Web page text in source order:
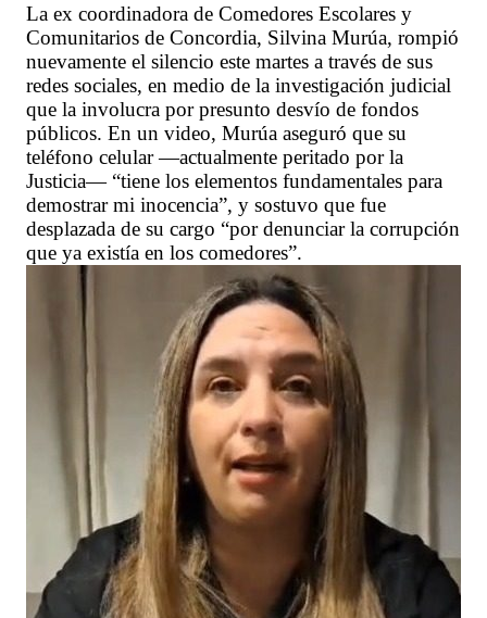
La ex coordinadora de Comedores Escolares y
Comunitarios de Concordia, Silvina Murúa, rompió
nuevamente el silencio este martes a través de sus
redes sociales, en medio de la investigación judicial
que la involucra por presunto desvío de fondos
públicos. En un video, Murúa aseguró que su
teléfono celular —actualmente peritado por la
Justicia— “tiene los elementos fundamentales para
demostrar mi inocencia”, y sostuvo que fue
desplazada de su cargo “por denunciar la corrupción
que ya existía en los comedores”.